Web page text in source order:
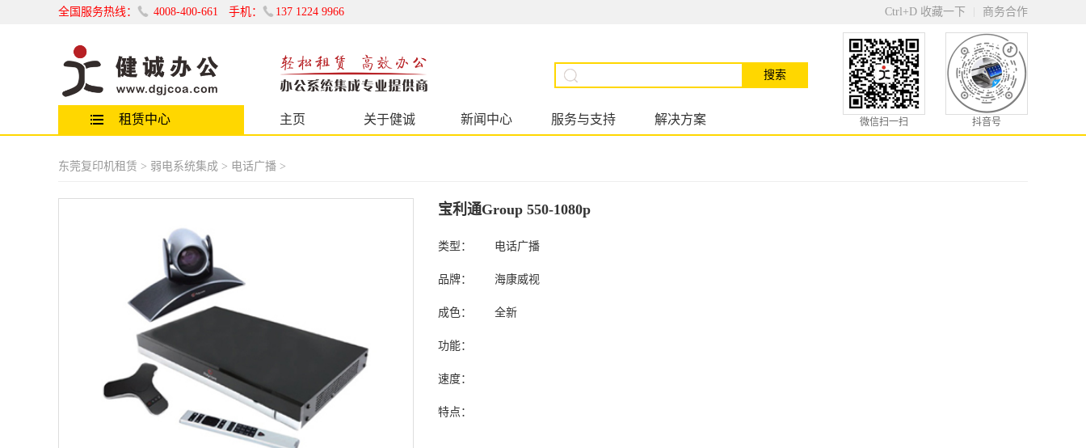
全国服务热线： 4008-400-661 手机： 137 1224 9966 Ctrl+D 收藏一下 商务合作
抖音号
微信扫一扫
租赁中心
复印机租赁
工程机租赁
黑白机租赁
打印机租赁
打印机出租
电脑租赁
会务设备租赁
台式机出租
笔记本电脑出租
弱电系统集成
监控防盗
主页 关于健诚 新闻中心 服务与支持 解决方案
东莞复印机租赁 > 弱电系统集成 > 电话广播 >
宝利通Group 550-1080p
类型： 电话广播
品牌： 海康威视
成色： 全新
功能：
速度：
特点：